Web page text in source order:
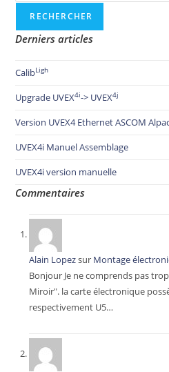
RECHERCHER
Derniers articles
CalibLigh
Upgrade UVEX4i-> UVEX4j
Version UVEX4 Ethernet ASCOM
UVEX4i Manuel Assemblage
UVEX4i version manuelle
Commentaires
Alain Lopezsur Montage
Bonjour Je ne comprends pas
Miroir". la carte électronique
respectivement U5…